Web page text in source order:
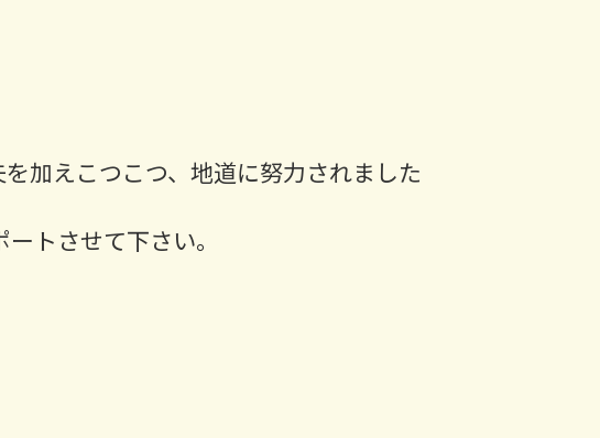
加えこつこつ、地道に努力されました
トさせて下さい。